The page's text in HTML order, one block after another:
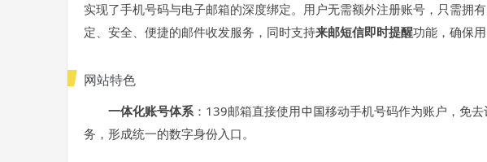
实现了手机号码与电子邮箱的深度绑定。用户无需额外注册账号，只需
定、安全、便捷的邮件收发服务，同时支持来邮短信即时提醒功能，确保
网站特色
一体化账号体系：139邮箱直接使用中国移动手机号码作为账户，免
务，形成统一的数字身份入口。